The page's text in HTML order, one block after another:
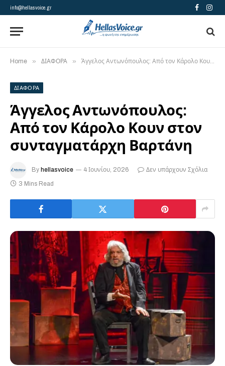
info@hellasvoice.gr Facebook
Home » ΔΙΑΦΟΡΑ » Άγγελος Αντωνόπουλος: Από τον Κάρολο Κουν στον συνταγματάρχη Βαρτάνη
ΔΙΑΦΟΡΑ
Άγγελος Αντωνόπουλος:
Από τον Κάρολο Κουν στον
συνταγματάρχη Βαρτάνη
By hellasvoice 4 Ιουνίου, 2026
Δεν υπάρχουν Σχόλια
3 Mins Read